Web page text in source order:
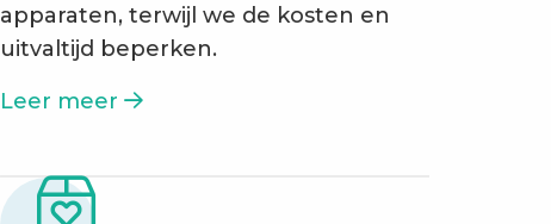
apparaten, terwijl we de kosten en
uitvaltijd beperken.
Leer meer